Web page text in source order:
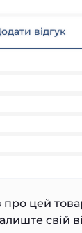
відгук
про цей
свій